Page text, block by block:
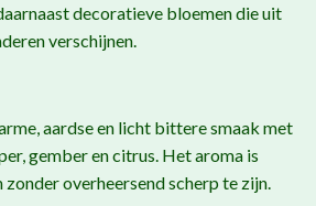
decoratieve bloemen die uit
verschijnen.
aardse en licht bittere smaak met
gember en citrus. Het aroma is
zonder overheersend scherp te zijn.